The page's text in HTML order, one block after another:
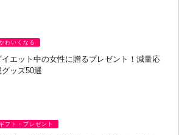
わいくなる
イエット中の女性に贈るプレゼント！減量応
グッズ50選
ギフト・プレゼント